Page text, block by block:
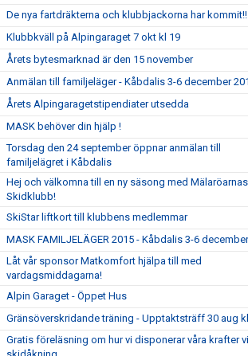
De nya fartdräkterna och klubbjackorna har kommit!!
Klubbkväll på Alpingaraget 7 okt kl 19
Årets bytesmarknad är den 15 november
Anmälan till familjeläger - Kåbdalis 3-6 december
Årets Alpingaragetstipendiater utsedda
MASK behöver din hjälp !
Torsdag den 24 september öppnar anmälan till
familjelägret i Kåbdalis
Hej och välkomna till en ny säsong med
Skidklubb!
SkiStar liftkort till klubbens medlemmar
MASK FAMILJELÄGER 2015 - Kåbdalis 3-6
Låt vår sponsor Matkomfort hjälpa till med
vardagsmiddagarna!
Alpin Garaget - Öppet Hus
Gränsöverskridande träning - Upptaktsträff 30 aug
Gratis föreläsning om hur vi disponerar våra krafter